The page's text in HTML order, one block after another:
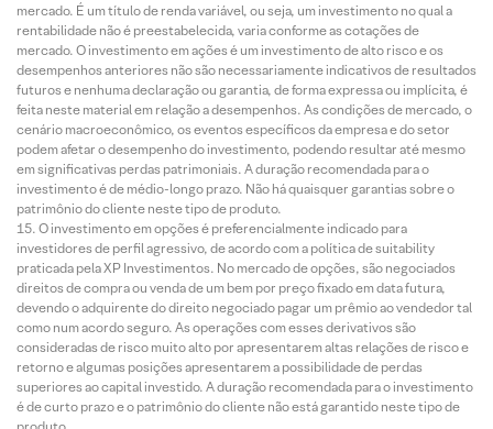
mercado. É um título de renda variável, ou seja, um investimento no qual a
rentabilidade não é preestabelecida, varia conforme as cotações de
mercado. O investimento em ações é um investimento de alto risco e os
desempenhos anteriores não são necessariamente indicativos de resultados
futuros e nenhuma declaração ou garantia, de forma expressa ou implícita, é
feita neste material em relação a desempenhos. As condições de mercado, o
cenário macroeconômico, os eventos específicos da empresa e do setor
podem afetar o desempenho do investimento, podendo resultar até mesmo
em significativas perdas patrimoniais. A duração recomendada para o
investimento é de médio-longo prazo. Não há quaisquer garantias sobre o
patrimônio do cliente neste tipo de produto.
O investimento em opções é preferencialmente indicado para
investidores de perfil agressivo, de acordo com a política de suitability
praticada pela XP Investimentos. No mercado de opções, são negociados
direitos de compra ou venda de um bem por preço fixado em data futura,
devendo o adquirente do direito negociado pagar um prêmio ao vendedor tal
como num acordo seguro. As operações com esses derivativos são
consideradas de risco muito alto por apresentarem altas relações de risco e
retorno e algumas posições apresentarem a possibilidade de perdas
superiores ao capital investido. A duração recomendada para o investimento
é de curto prazo e o patrimônio do cliente não está garantido neste tipo de